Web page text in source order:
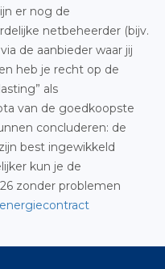
er nog de
netbeheerder (bijv.
de aanbieder waar jij
heb je recht op de
als
van de goedkoopste
concluderen: de
best ingewikkeld
kun je de
zonder problemen
energiecontract